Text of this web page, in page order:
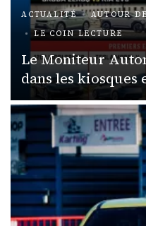
ACTUALITÉ AUTOUR
LE COIN LECTURE
Le Moniteur
dans les kiosques